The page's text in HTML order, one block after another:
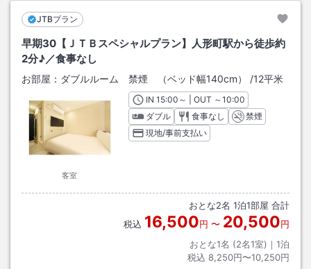
JTBプラン
早期30【ＪＴＢスペシャルプラン】人形町駅から徒歩約
2分♪／食事なし
お部屋： ダブルルーム 禁煙 （ベッド幅140cm） /12平米
客室
INチェックイン
15:00 ～ | OUT チェックアウト
～10:00
ダブル
食事なし
禁煙
現地/事前支払い
おとな2名 1泊1部屋 合計
税込 16,500円 〜 20,500円
おとな1名 (2名1室)｜ 1泊
税込 8,250円〜10,250円